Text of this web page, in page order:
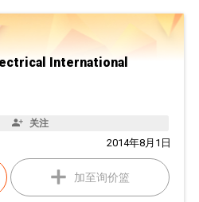
International
关注
2014年8月1日
加至询价篮